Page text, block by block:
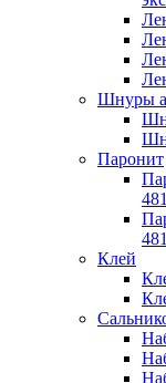
Шнуры
Паронит
Клей